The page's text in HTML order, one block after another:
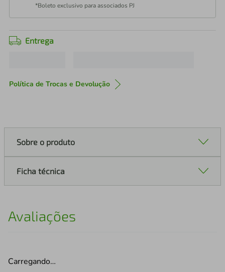
*Boleto exclusivo para associados PJ
Entrega
Política de Trocas e Devolução
Sobre o produto
Ficha técnica
Avaliações
Carregando…